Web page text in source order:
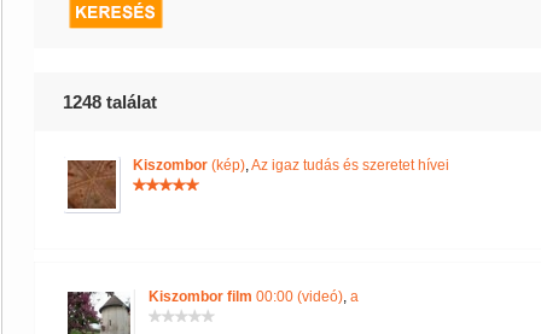
1248 találat
Kiszombor (kép),Az igaz tudás és szeretet hívei
Kiszombor film 00:00 (videó), a